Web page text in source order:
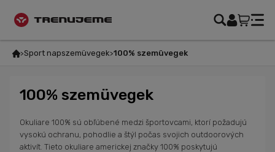
Sport napszemüvegek 100% szemüvegek
100% szemüvegek
Okuliare 100% sú obľúbené medzi športovcami, ktorí požadujú
vysokú ochranu, pohodlie a štýl počas svojich outdoorových
aktivít. Tieto okuliare americkej značky 100% poskytujú